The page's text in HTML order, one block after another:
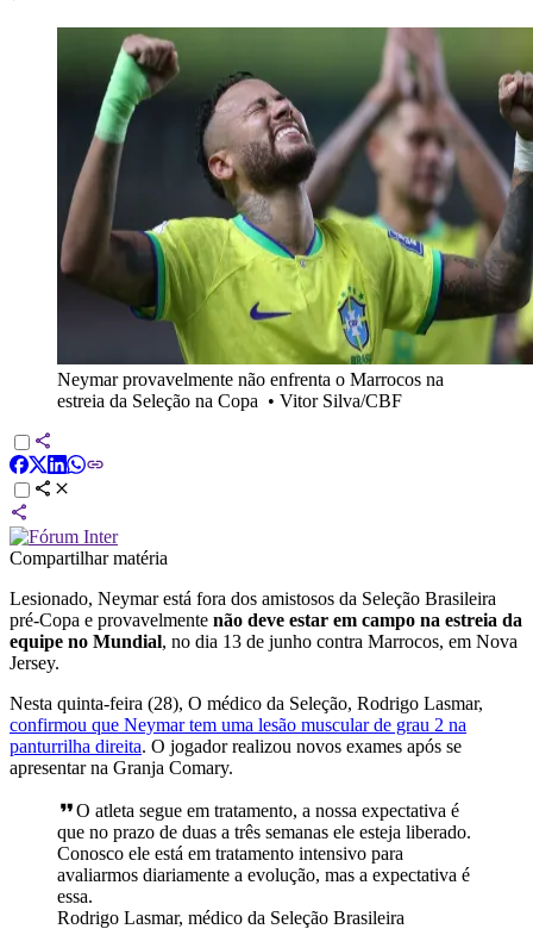
Neymar provavelmente não enfrenta o Marrocos na
estreia da Seleção na Copa • Vitor Silva/CBF
Compartilhar matéria
Lesionado, Neymar está fora dos amistosos da Seleção Brasileira
pré-Copa e provavelmente não deve estar em campo na estreia da
equipe no Mundial, no dia 13 de junho contra Marrocos, em Nova
Jersey.
Nesta quinta-feira (28), O médico da Seleção, Rodrigo Lasmar,
confirmou que Neymar tem uma lesão muscular de grau 2 na
panturrilha direita. O jogador realizou novos exames após se
apresentar na Granja Comary.
O atleta segue em tratamento, a nossa expectativa é
que no prazo de duas a três semanas ele esteja liberado.
Conosco ele está em tratamento intensivo para
avaliarmos diariamente a evolução, mas a expectativa é
essa.
Rodrigo Lasmar, médico da Seleção Brasileira